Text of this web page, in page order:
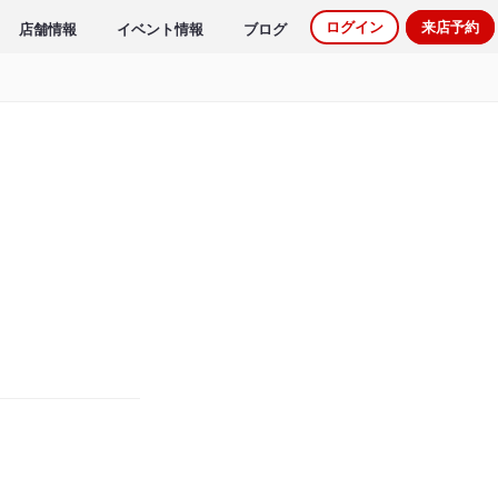
店舗情報 イベント情報 ブログ ログイン 来店予約